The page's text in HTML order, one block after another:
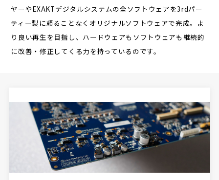
ヤーやEXAKTデジタルシステムの全ソフトウェアを3rdパー
ティー製に頼ることなくオリジナルソフトウェアで完成。よ
り良い再生を目指し、ハードウェアもソフトウェアも継続的
に改善・修正してくる力を持っているのです。